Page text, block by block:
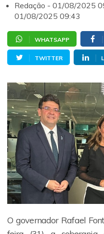
Redação - 01/08/2025
01/08/2025 09:43
WHATSAPP
TWITTER
O governador Rafael